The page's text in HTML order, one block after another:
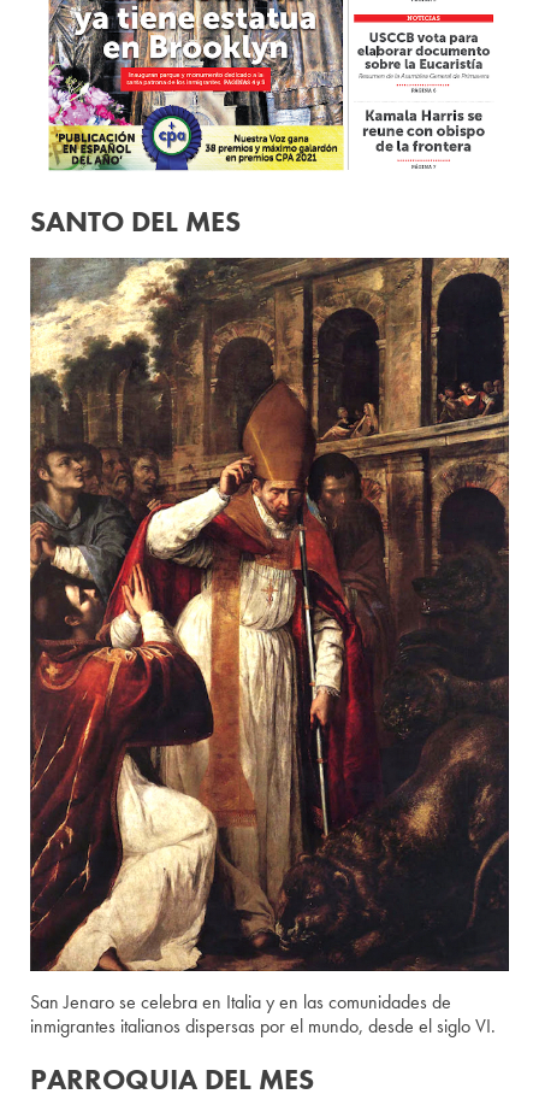
SANTO DEL MES
San Jenaro se celebra en Italia y en las comunidades de
inmigrantes italianos dispersas por el mundo, desde el siglo VI.
PARROQUIA DEL MES